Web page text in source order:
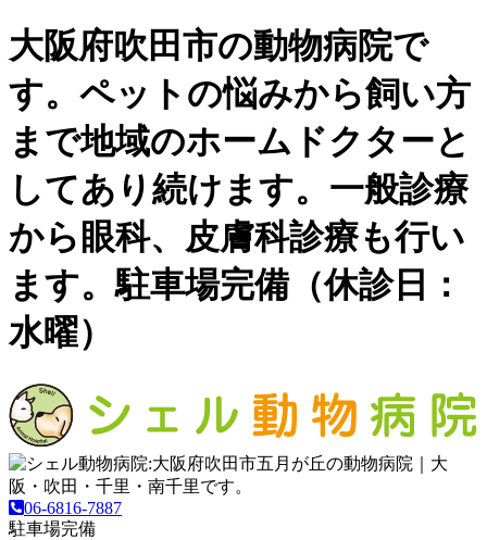
大阪府吹田市の動物病院で
す。ペットの悩みから飼い方
まで地域のホームドクターと
してあり続けます。一般診療
から眼科、皮膚科診療も行い
ます。駐車場完備（休診日：
水曜）
06-6816-7887
駐車場完備